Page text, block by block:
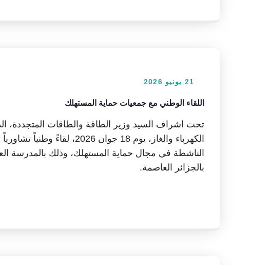
21 يونيو 2026
اللقاء الوطني مع جمعيات حماية المستهلك
تحت اشراف السيد وزير الطاقة والطاقات المتجددة،
الكهرباء والغاز، يوم 18 جوان
بالجزائر العاصمة.